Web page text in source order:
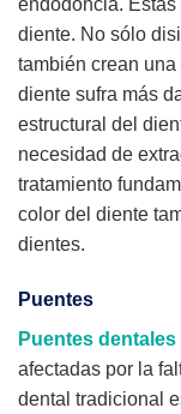
endodoncia. Estas
diente. No sólo
también crean una
diente sufra más
estructural del
necesidad de
tratamiento
color del diente
dientes.
Puentes
Puentes dentales
afectadas por la
dental tradicional